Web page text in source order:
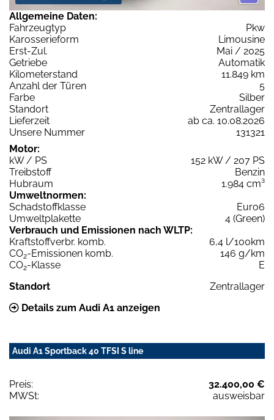
Allgemeine Daten:
Fahrzeugtyp
Pkw
Karosserieform
Limousine
Erst-Zul.
Mai / 2025
Getriebe
Automatik
Kilometerstand
11.849 km
Anzahl der Türen
5
Farbe
Silber
Standort
Zentrallager
Lieferzeit
ab ca. 10.08.2026
Unsere Nummer
131321
Motor:
kW / PS
152 kW / 207 PS
Treibstoff
Benzin
Hubraum
1.984 cm³
Umweltnormen:
Schadstoffklasse
Euro6
Umweltplakette
4 (Green)
Verbrauch und Emissionen nach WLTP:
Kraftstoffverbr. komb.
6,4 l/100km
CO2-Emissionen komb.
146 g/km
CO2-Klasse
E
Standort
Zentrallager
Details zum Audi A1 anzeigen
Audi A1 Sportback 40 TFSI S line
Preis:
32.400,00 €
MWSt:
ausweisbar